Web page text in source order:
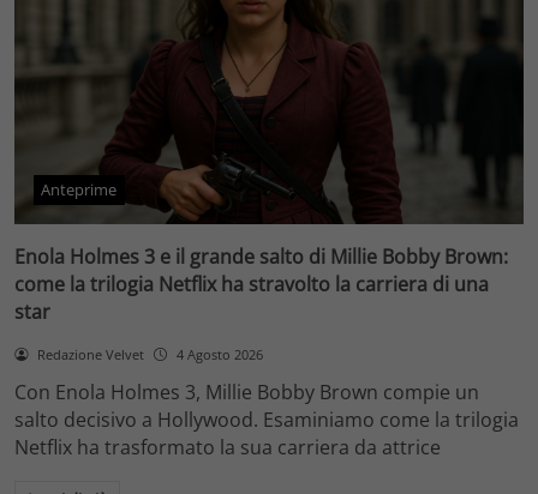
Anteprime
Enola Holmes 3 e il grande salto di Millie Bobby Brown:
come la trilogia Netflix ha stravolto la carriera di una
star
Redazione Velvet 4 Agosto 2026
Con Enola Holmes 3, Millie Bobby Brown compie un
salto decisivo a Hollywood. Esaminiamo come la trilogia
Netflix ha trasformato la sua carriera da attrice